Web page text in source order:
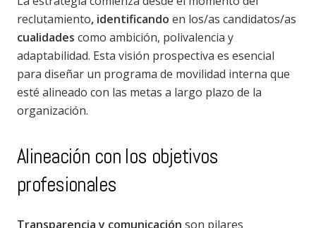
reclutamiento, identificando en los/as candidatos/as
cualidades como ambición, polivalencia y
adaptabilidad. Esta visión prospectiva es esencial
para diseñar un programa de movilidad interna que
esté alineado con las metas a largo plazo de la
organización.
Alineación con los objetivos
profesionales
Transparencia y comunicación son pilares